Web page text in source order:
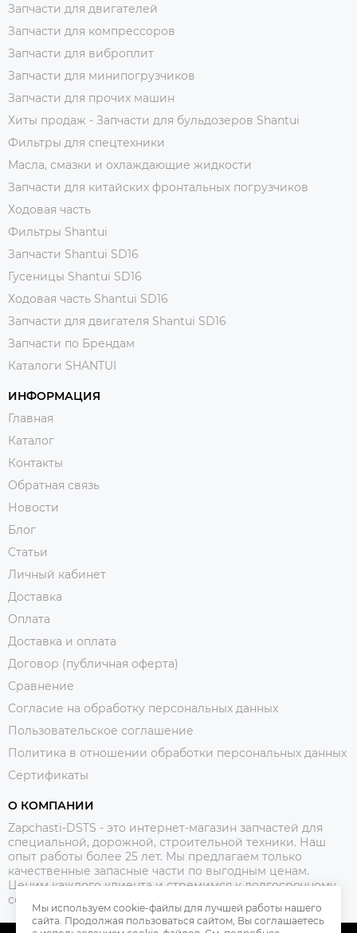
Запчасти для двигателей
Запчасти для компрессоров
Запчасти для виброплит
Запчасти для минипогрузчиков
Запчасти для прочих машин
Хиты продаж - Запчасти для бульдозеров Shantui
Фильтры для спецтехники
Масла, смазки и охлаждающие жидкости
Запчасти для китайских фронтальных погрузчиков
Ходовая часть
Фильтры Shantui
Запчасти Shantui SD16
Гусеницы Shantui SD16
Ходовая часть Shantui SD16
Запчасти для двигателя Shantui SD16
Запчасти по Брендам
Каталоги SHANTUI
ИНФОРМАЦИЯ
Главная
Каталог
Контакты
Обратная связь
Новости
Блог
Статьи
Личный кабинет
Доставка
Оплата
Доставка и оплата
Договор (публичная оферта)
Сравнение
Согласие на обработку персональных данных
Пользовательское соглашение
Политика в отношении обработки персональных данных
Сертификаты
О КОМПАНИИ
Zapchasti-DSTS - это интернет-магазин запчастей для
специальной, дорожной, строительной техники. Наш
опыт работы более 25 лет. Мы предлагаем только
качественные запасные части по выгодным ценам.
Ценим каждого клиента и стремимся к долгосрочному
сотрудничеству.
Мы используем cookie-файлы для лучшей работы нашего
сайта. Продолжая пользоваться сайтом, Вы соглашаетесь